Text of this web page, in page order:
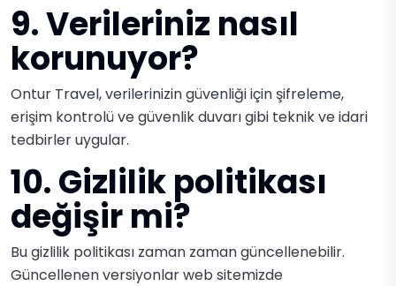
9. Verileriniz nasıl
korunuyor?
Ontur Travel, verilerinizin güvenliği için şifreleme,
erişim kontrolü ve güvenlik duvarı gibi teknik ve idari
tedbirler uygular.
10. Gizlilik politikası
değişir mi?
Bu gizlilik politikası zaman zaman güncellenebilir.
Güncellenen versiyonlar web sitemizde